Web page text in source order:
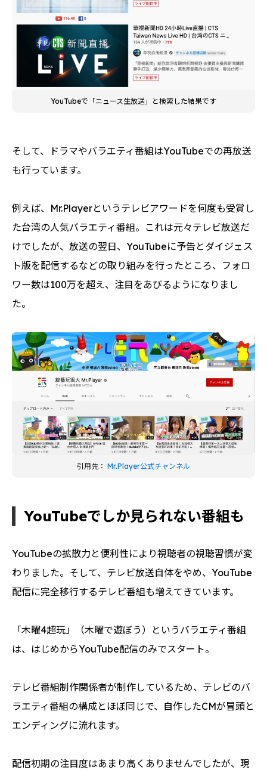
YouTubeで「ニュース生放送」と検索した結果です
そして、ドラマやバラエティ番組はYouTubeでの再放送
も行っています。
例えば、Mr.Playerというテレビアワードを何度も受賞し
た台湾の人気バラエティ番組。これは元々テレビ放送だ
けでしたが、放送の翌日、YouTubeに予告とダイジェス
ト版を配信するなどの取り組みを行ったところ、フォロ
ワー数は100万を超え、注目をあびるようになりまし
た。
引用先： Mr.Player公式チャンネル
YouTubeでしか見られない番組も
YouTubeの拡散力と便利性により視聴者の視聴習慣が変
わりました。そして、テレビ放送自体をやめ、YouTube
配信に完全移行するテレビ番組も増えてきています。
「木曜4超玩」（木曜で遊ぼう）というバラエティ番組
は、はじめからYouTube配信のみでスタート。
テレビ番組制作関係者が制作しているため、テレビのバ
ラエティ番組の構成とほぼ同じで、自作したCMが冒頭と
エンディングに流れます。
配信初期の注目度はあまり高くありませんでしたが、現